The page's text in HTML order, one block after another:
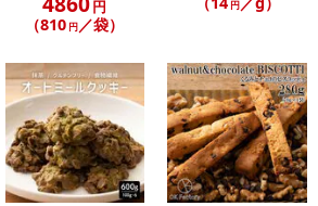
円
（810 円／袋）
円